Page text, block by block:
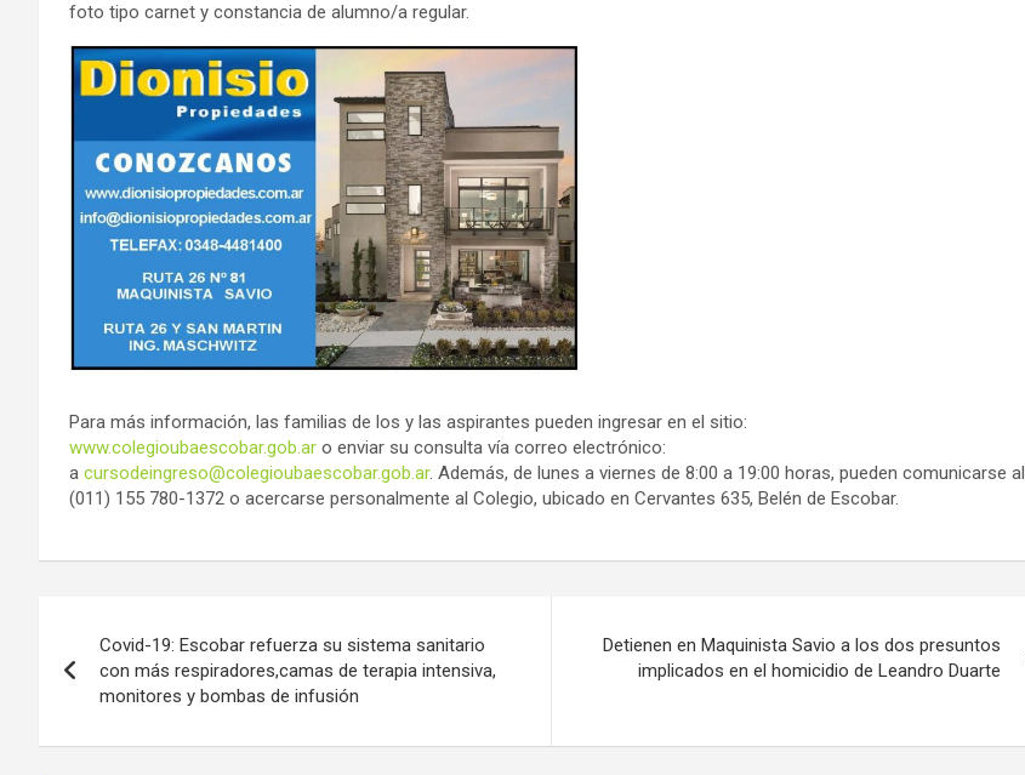
foto tipo carnet y constancia de alumno/a regular.
Para más información, las familias de los y las aspirantes pueden ingresar en el sitio:
www.colegioubaescobar.gob.ar o enviar su consulta vía correo electrónico:
a cursodeingreso@colegioubaescobar.gob.ar. Además, de lunes a viernes de 8:00 a 19:00 horas, pueden comunicarse al
(011) 155 780-1372 o acercarse personalmente al Colegio, ubicado en Cervantes 635, Belén de Escobar.
de
entradas
Covid-19: Escobar refuerza su sistema sanitario
con más respiradores,camas de terapia intensiva,
monitores y bombas de infusión
Detienen en Maquinista Savio a los dos presuntos
implicados en el homicidio de Leandro Duarte